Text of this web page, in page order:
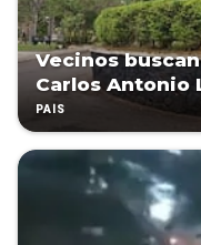
Vecinos
Carlos Antonio
PAÍS